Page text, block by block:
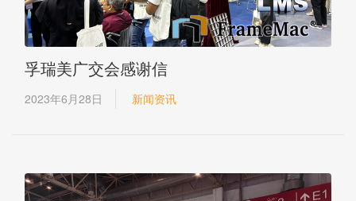
孚瑞美广交会感谢信
2023年6月28日 新闻资讯